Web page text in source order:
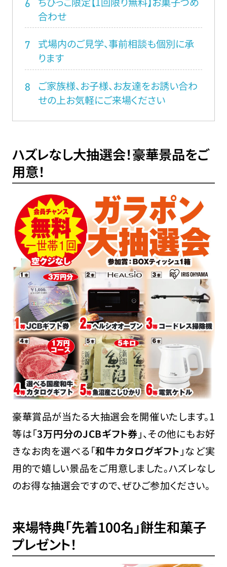
6
合わせ
7
式場内のご見学、事前相談も個別に承
ります
8
ご家族様、お子様、お友達をお誘い合わ
せの上お気軽にご来場ください
ハズレなし大抽選会！豪華景品をご
用意！
豪華賞品が当たる大抽選会を開催いたします。1
等は「3万円分のJCBギフト券 」、その他にもお好
きなお肉を選べる「和牛カタログギフト 」など実
用的で嬉しい景品をご用意しました。ハズレなし
のお得な抽選会ですので、ぜひご参加ください。
来場特典「先着100名」餅生和菓子
プレゼント！